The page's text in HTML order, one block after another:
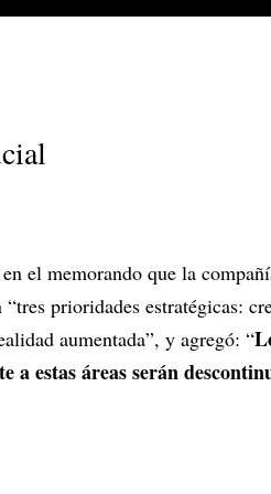
el memorando que la
“tres prioridades estratégicas:
aumentada”, y agregó: “
a estas áreas serán